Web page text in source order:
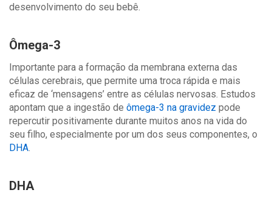
desenvolvimento do seu bebê.
Ômega-3
Importante para a formação da membrana externa das
células cerebrais, que permite uma troca rápida e mais
eficaz de ‘mensagens’ entre as células nervosas. Estudos
apontam que a ingestão de ômega-3 na gravidez pode
repercutir positivamente durante muitos anos na vida do
seu filho, especialmente por um dos seus componentes, o
DHA.
DHA